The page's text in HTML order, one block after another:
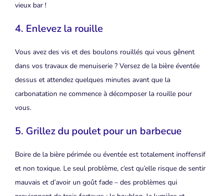
vieux bar !
4. Enlevez la rouille
Vous avez des vis et des boulons rouillés qui vous gênent
dans vos travaux de menuiserie ? Versez de la bière éventée
dessus et attendez quelques minutes avant que la
carbonatation ne commence à décomposer la rouille pour
vous.
5. Grillez du poulet pour un barbecue
Boire de la bière périmée ou éventée est totalement inoffensif
et non toxique. Le seul problème, c’est qu’elle risque de sentir
mauvais et d’avoir un goût fade – des problèmes qui